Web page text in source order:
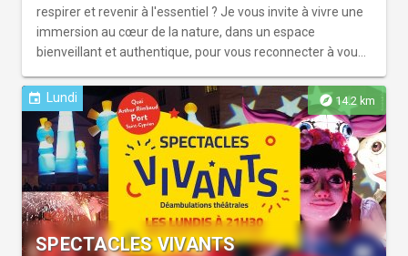
respirer et revenir à l'essentiel ? Je vous invite à vivre une
immersion au cœur de la nature, dans un espace
bienveillant et authentique, pour vous reconnecter à vous-
explore 14.2 km
event Lundi
SPECTACLES VIVANTS